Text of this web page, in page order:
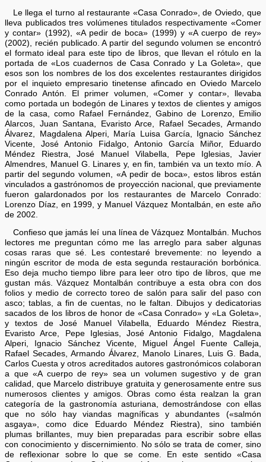
Le llega el turno al restaurante «Casa Conrado», de Oviedo, que
lleva publicados tres volúmenes titulados respectivamente «Comer
y contar» (1992), «A pedir de boca» (1999) y «A cuerpo de rey»
(2002), recién publicado. A partir del segundo volumen se encontró
el formato ideal para este tipo de libros, que llevan el rótulo en la
portada de «Los cuadernos de Casa Conrado y La Goleta», que
esos son los nombres de los dos excelentes restaurantes dirigidos
por el inquieto empresario tinetense afincado en Oviedo Marcelo
Conrado Antón. El primer volumen, «Comer y contar», llevaba
como portada un bodegón de Linares y textos de clientes y amigos
de la casa, como Rafael Fernández, Gabino de Lorenzo, Emilio
Alarcos, Juan Santana, Evaristo Arce, Rafael Secades, Armando
Álvarez, Magdalena Alperi, María Luisa García, Ignacio Sánchez
Vicente, José Antonio Fidalgo, Antonio García Miñor, Eduardo
Méndez Riestra, José Manuel Vilabella, Pepe Iglesias, Javier
Almendres, Manuel G. Linares y, en fin, también va un texto mío. A
partir del segundo volumen, «A pedir de boca», estos libros están
vinculados a gastrónomos de proyección nacional, que previamente
fueron galardonados por los restaurantes de Marcelo Conrado:
Lorenzo Díaz, en 1999, y Manuel Vázquez Montalbán, en este año
de 2002.
Confieso que jamás leí una línea de Vázquez Montalbán. Muchos
lectores me preguntan cómo me las arreglo para saber algunas
cosas raras que sé. Les contestaré brevemente: no leyendo a
ningún escritor de moda de esta segunda restauración borbónica.
Eso deja mucho tiempo libre para leer otro tipo de libros, que me
gustan más. Vázquez Montalbán contribuye a esta obra con dos
folios y medio de correcto toreo de salón para salir del paso con
asco; tablas, a fin de cuentas, no le faltan. Dibujos y dedicatorias
sacados de los libros de honor de «Casa Conrado» y «La Goleta»,
y textos de José Manuel Vilabella, Eduardo Méndez Riestra,
Evaristo Arce, Pepe Iglesias, José Antonio Fidalgo, Magdalena
Alperi, Ignacio Sánchez Vicente, Miguel Ángel Fuente Calleja,
Rafael Secades, Armando Álvarez, Manolo Linares, Luis G. Bada,
Carlos Cuesta y otros acreditados autores gastronómicos colaboran
a que «A cuerpo de rey» sea un volumen sugestivo y de gran
calidad, que Marcelo distribuye gratuita y generosamente entre sus
numerosos clientes y amigos. Obras como ésta realzan la gran
categoría de la gastronomía asturiana, demostrándose con ellas
que no sólo hay viandas magníficas y abundantes («salmón
asgaya», como dice Eduardo Méndez Riestra), sino también
plumas brillantes, muy bien preparadas para escribir sobre ellas
con conocimiento y discernimiento. No sólo se trata de comer, sino
de reflexionar sobre lo que se come. En este sentido «Casa